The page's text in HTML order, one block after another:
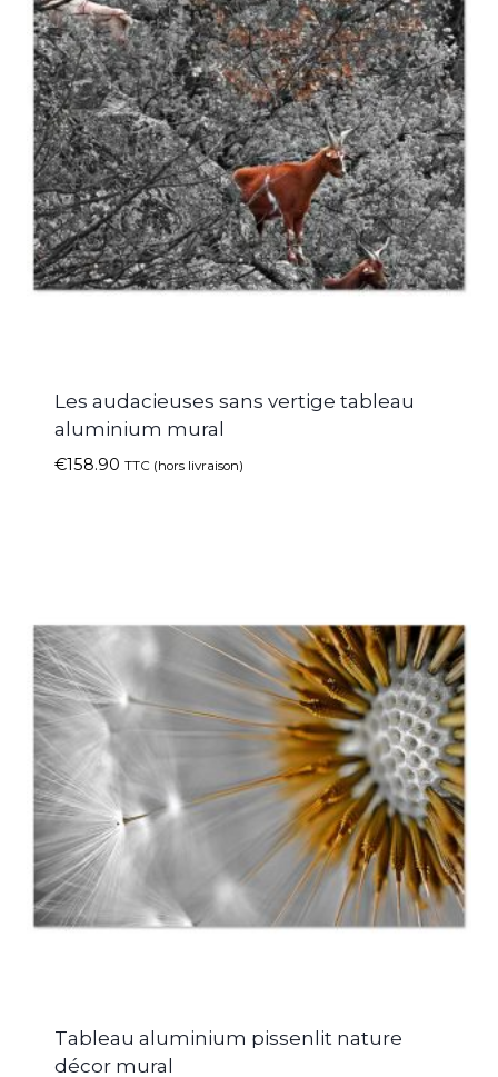
Les audacieuses sans vertige tableau
aluminium mural
€158.90 TTC (hors livraison)
Tableau aluminium pissenlit nature
décor mural